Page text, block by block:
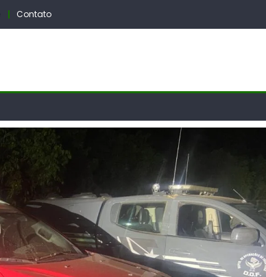
Contato